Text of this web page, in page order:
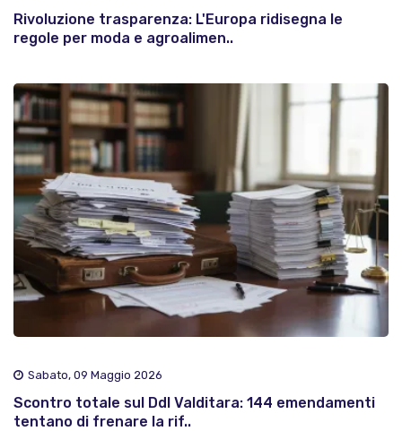
Rivoluzione trasparenza: L'Europa ridisegna le
regole per moda e agroalimen..
Sabato, 09 Maggio 2026
Scontro totale sul Ddl Valditara: 144 emendamenti
tentano di frenare la rif..